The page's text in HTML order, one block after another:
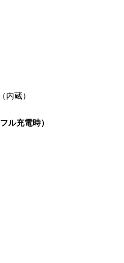
内蔵）
ル充電時）